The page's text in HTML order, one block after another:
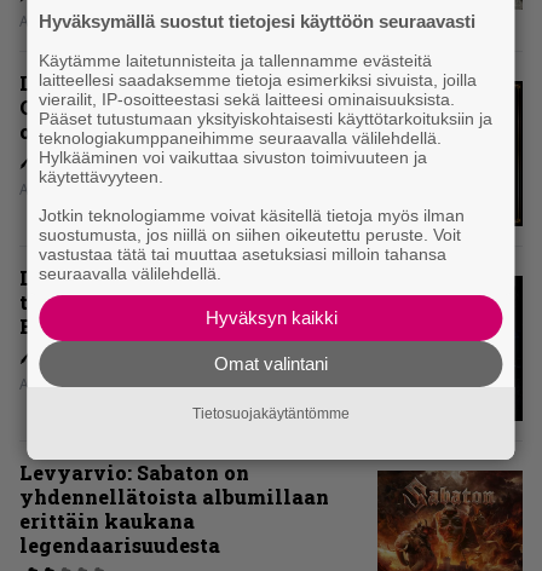
Aki Nuopponen
Levyarvio: Dirkschneider & The
Old Gang -albumista ei aina tiedä,
onko se tosissaan tehty vai ei
Aki Nuopponen
Levyarvio: Onko Steelbound jo
täydellisintä mahdollista Battle
Beastia?
Aki Nuopponen
Levyarvio: Sabaton on
yhdennellätoista albumillaan
erittäin kaukana
legendaarisuudesta
Hyväksymällä suostut tietojesi käyttöön seuraavasti
Käytämme laitetunnisteita ja tallennamme evästeitä
laitteellesi saadaksemme tietoja esimerkiksi sivuista, joilla
vierailit, IP-osoitteestasi sekä laitteesi ominaisuuksista.
Pääset tutustumaan yksityiskohtaisesti käyttötarkoituksiin ja
teknologiakumppaneihimme seuraavalla välilehdellä.
Hylkääminen voi vaikuttaa sivuston toimivuuteen ja
käytettävyyteen.
Jotkin teknologiamme voivat käsitellä tietoja myös ilman
suostumusta, jos niillä on siihen oikeutettu peruste. Voit
vastustaa tätä tai muuttaa asetuksiasi milloin tahansa
seuraavalla välilehdellä.
Hyväksyn kaikki
Omat valintani
Tietosuojakäytäntömme